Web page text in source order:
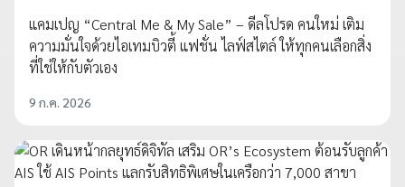
แคมเปญ “Central Me & My Sale” – ดีลโปรด คนใหม่ เติม
ความมั่นใจด้วยไอเทมบิวตี้ แฟชั่น ไลฟ์สไตล์ ให้ทุกคนเลือกสิ่ง
ที่ใช่ให้กับตัวเอง
9 ก.ค. 2026